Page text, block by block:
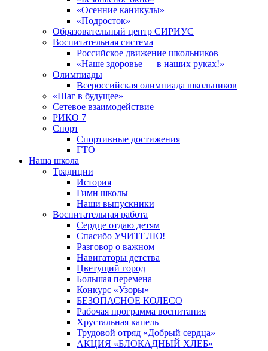
«Осенние каникулы»
«Подросток»
Образовательный центр СИРИУС
Воспитательная система
Российское движение школьников
«Наше здоровье — в наших руках!»
Олимпиады
Всероссийская олимпиада школьников
«Шаг в будущее»
Сетевое взаимодействие
РИКО 7
Спорт
Спортивные достижения
ГТО
Наша школа
Традиции
История
Гимн школы
Наши выпускники
Воспитательная работа
Сердце отдаю детям
Спасибо УЧИТЕЛЮ!
Разговор о важном
Навигаторы детства
Цветущий город
Большая перемена
Конкурс «Узоры»
БЕЗОПАСНОЕ КОЛЕСО
Рабочая программа воспитания
Хрустальная капель
Трудовой отряд «Добрый сердца»
АКЦИЯ «БЛОКАДНЫЙ ХЛЕБ»